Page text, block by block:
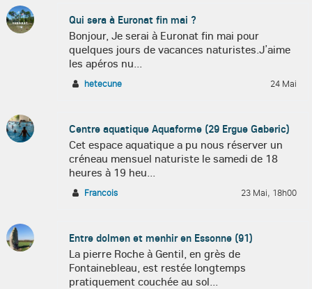
Qui sera à Euronat fin mai ?
Bonjour, Je serai à Euronat fin mai pour
quelques jours de vacances naturistes.J’aime
les apéros nu...
hetecune 24 Mai
Centre aquatique Aquaforme (29 Ergue Gaberic)
Cet espace aquatique a pu nous réserver un
créneau mensuel naturiste le samedi de 18
heures à 19 heu...
Francois 23 Mai, 18h00
Entre dolmen et menhir en Essonne (91)
La pierre Roche à Gentil, en grès de
Fontainebleau, est restée longtemps
pratiquement couchée au sol...